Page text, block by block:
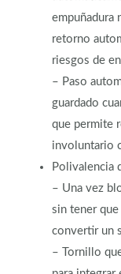
empuñadura
retorno
riesgos de
– Paso
guardado
que permite
involuntario
Polivalencia
– Una vez
sin tener
convertir un
– Tornillo